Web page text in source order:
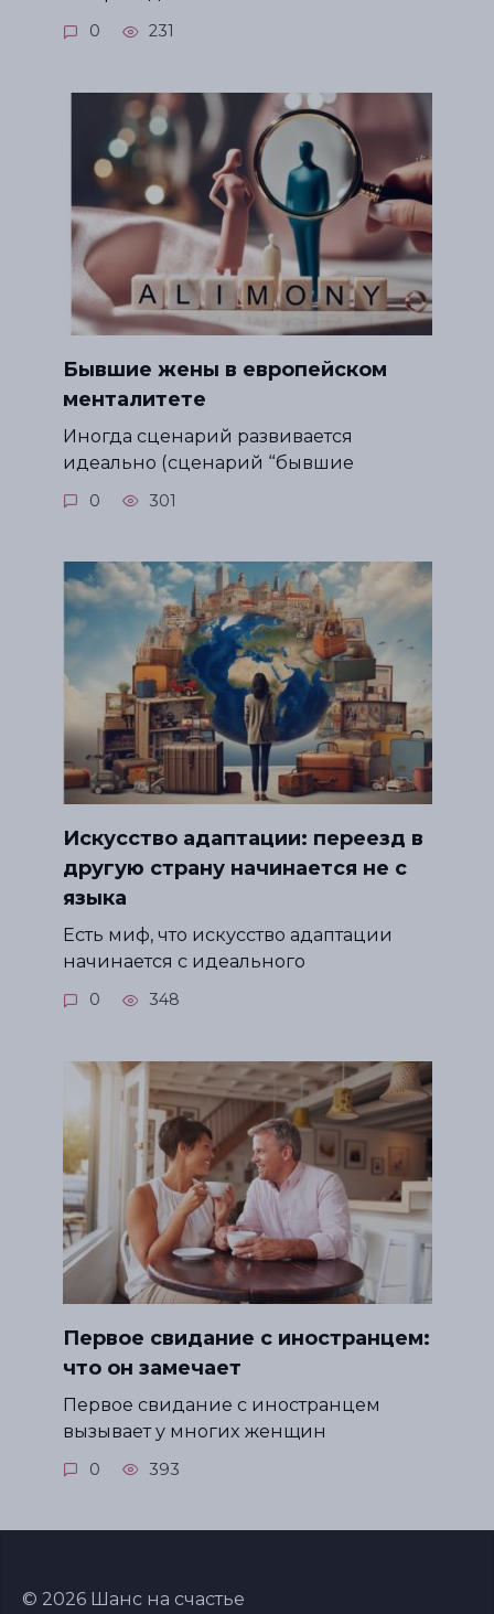
0 231
Бывшие жены в европейском
менталитете
Иногда сценарий развивается
идеально (сценарий “бывшие
0 301
Искусство адаптации: переезд в
другую страну начинается не с
языка
Есть миф, что искусство адаптации
начинается с идеального
0 348
Первое свидание с иностранцем:
что он замечает
Первое свидание с иностранцем
вызывает у многих женщин
0 393
© 2026 Шанс на счастье